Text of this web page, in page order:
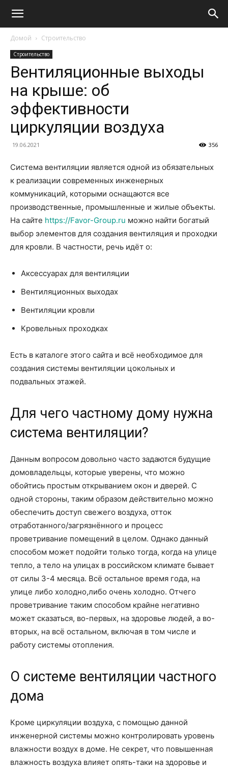
Домой Строительство
Строительство
Вентиляционные выходы
на крыше: об
эффективности
циркуляции воздуха
19.06.2021 356
Система вентиляции является одной из обязательных
к реализации современных инженерных
коммуникаций, которыми оснащаются все
производственные, промышленные и жилые объекты.
На сайте https://Favor-Group.ru можно найти богатый
выбор элементов для создания вентиляция и проходки
для кровли. В частности, речь идёт о:
Аксессуарах для вентиляции
Вентиляционных выходах
Вентиляции кровли
Кровельных проходках
Есть в каталоге этого сайта и всё необходимое для
создания системы вентиляции цокольных и
подвальных этажей.
Для чего частному дому нужна
система вентиляции?
Данным вопросом довольно часто задаются будущие
домовладельцы, которые уверены, что можно
обойтись простым открыванием окон и дверей. С
одной стороны, таким образом действительно можно
обеспечить доступ свежего воздуха, отток
отработанного/загрязнённого и процесс
проветривание помещений в целом. Однако данный
способом может подойти только тогда, когда на улице
тепло, а тело на улицах в российском климате бывает
от силы 3-4 месяца. Всё остальное время года, на
улице либо холодно,либо очень холодно. Отчего
проветривание таким способом крайне негативно
может сказаться, во-первых, на здоровье людей, а во-
вторых, на всё остальном, включая в том числе и
работу системы отопления.
О системе вентиляции частного
дома
Кроме циркуляции воздуха, с помощью данной
инженерной системы можно контролировать уровень
влажности воздух в доме. Не секрет, что повышенная
влажность воздуха влияет опять-таки на здоровье и